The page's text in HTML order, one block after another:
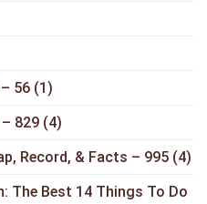
56 (1)
829 (4)
Record, & Facts – 995 (4)
The Best 14 Things To Do